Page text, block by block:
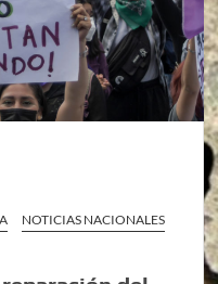
NOTICIAS NACIONALES